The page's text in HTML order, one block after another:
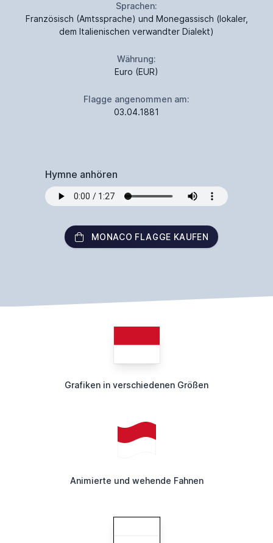
Sprachen:
Französisch (Amtssprache) und Monegassisch (lokaler,
dem Italienischen verwandter Dialekt)
Währung:
Euro (EUR)
Flagge angenommen am:
03.04.1881
Hymne anhören
MONACO FLAGGE KAUFEN
Grafiken in verschiedenen Größen
Animierte und wehende Fahnen